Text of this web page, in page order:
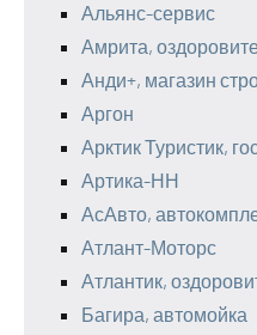
Альянс-сервис
Амрита,
Анди+, магазин
Аргон
Арктик Туристик,
Артика-НН
АсАвто,
Атлант-Моторс
Атлантик,
Багира, автомойка